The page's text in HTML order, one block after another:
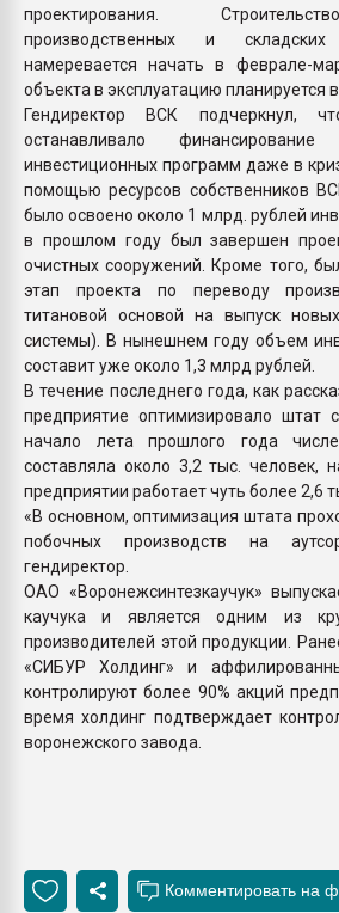
проектирования.
производственных и
намеревается начать в феврале-
объекта в эксплуатацию планируется
Гендиректор ВСК подчеркнул,
останавливало
инвестиционных программ даже в
помощью ресурсов собственников
было освоено около 1 млрд. рублей
в прошлом году был завершен
очистных сооружений. Кроме того,
этап проекта по переводу
титановой основой на выпуск новых
системы). В нынешнем году объем
составит уже около 1,3 млрд рублей.
В течение последнего года, как
предприятие оптимизировало штат
начало лета прошлого года
составляла около 3,2 тыс. человек,
предприятии работает чуть более 2,6
«В основном, оптимизация штата
побочных производств на
гендиректор.
ОАО «Воронежсинтезкаучук»
каучука и является одним из
производителей этой продукции.
«СИБУР Холдинг» и
контролируют более 90% акций
время холдинг подтверждает
воронежского завода.